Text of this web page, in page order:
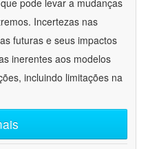
pode levar a mudanças
Incertezas nas
futuras e seus impactos
inerentes aos modelos
incluindo limitações na